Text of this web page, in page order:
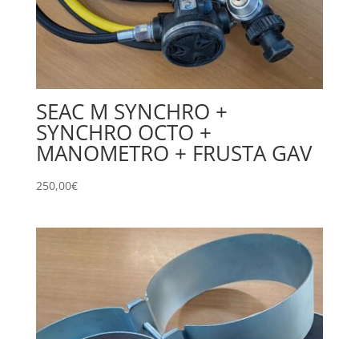
SEAC M SYNCHRO +
SYNCHRO OCTO +
MANOMETRO + FRUSTA GAV
250,00€